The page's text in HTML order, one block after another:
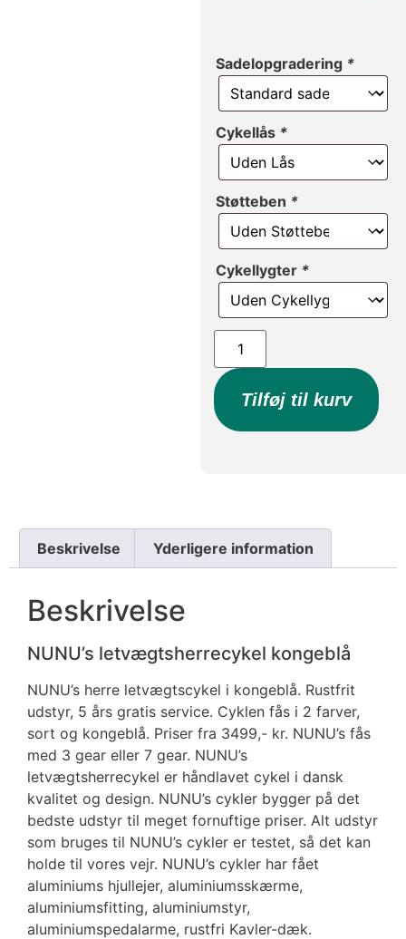
Sadelopgradering *
Cykellås *
Støtteben *
Cykellygter *
Tilføj til kurv
Beskrivelse Yderligere information
Beskrivelse
NUNU’s letvægtsherrecykel kongeblå
NUNU’s herre letvægtscykel i kongeblå. Rustfrit
udstyr, 5 års gratis service. Cyklen fås i 2 farver,
sort og kongeblå. Priser fra 3499,- kr. NUNU’s fås
med 3 gear eller 7 gear. NUNU’s
letvægtsherrecykel er håndlavet cykel i dansk
kvalitet og design. NUNU’s cykler bygger på det
bedste udstyr til meget fornuftige priser. Alt udstyr
som bruges til NUNU’s cykler er testet, så det kan
holde til vores vejr. NUNU’s cykler har fået
aluminiums hjullejer, aluminiumsskærme,
aluminiumsfitting, aluminiumstyr,
aluminiumspedalarme, rustfri Kavler-dæk.